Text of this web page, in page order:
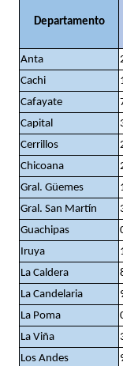
Departamento
Anta
Cachi
Cafayate
Capital
Cerrillos
Chicoana
Gral. Güemes
Gral. San Martín
Guachipas
Iruya
La Caldera
La Candelaria
La Poma
La Viña
Los Andes